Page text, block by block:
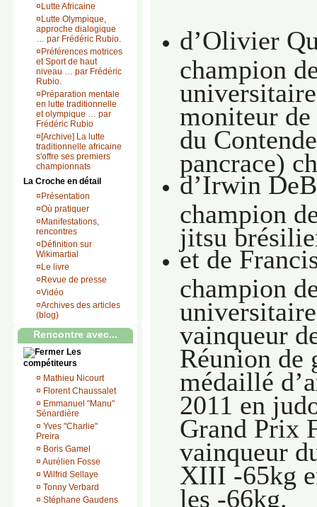
¤ Lutte Africaine
¤ Lutte Olympique,
approche dialogique
… par Frédéric Rubio.
¤ Préférences motrices
et Sport de haut
niveau … par Frédéric
Rubio.
¤ Préparation mentale
en lutte traditionnelle
et olympique … par
Frédéric Rubio
¤[Archive] La lutte
traditionnelle africaine
s'offre ses premiers
championnats
La Croche en détail
¤ Présentation
¤Où pratiquer
¤ Manifestations,
rencontres
¤ Définition sur
Wikimartial
¤ Le livre
¤ Revue de presse
¤Vidéo
¤Archives des articles
(blog)
Rencontre avec...
Les
compétiteurs
¤ Mathieu Nicourt
¤ Florent Chaussalet
¤ Emmanuel "Manu"
Sénardière
¤ Yves "Charlie"
Preira
¤ Boris Gamel
¤ Aurélien Fosse
¤ Wilfrid Sellaye
¤ Tonny Verbard
¤ Stéphane Gaudens
d’Olivier
champion
moniteur
du
pancrace)
d’Irwin
champion
jitsu
et de
champion
vainqueur
Réunion de
médaillé
2011 en
Grand Prix
vainqueur
XIII -65kg
les -66kg.